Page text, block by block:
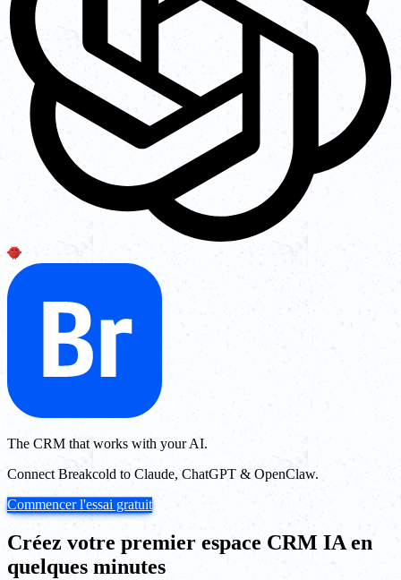
The CRM that works with your AI.
Connect Breakcold to Claude, ChatGPT & OpenClaw.
Commencer l'essai gratuit
Créez votre premier espace CRM IA en
quelques minutes